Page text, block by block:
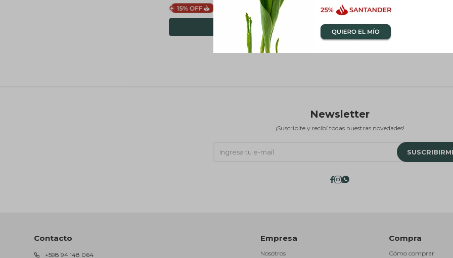
Contacto
+598 94 148 064
Empresa
Nosotros
Compra
Cómo comprar
Newsletter
¡Suscribite y recibí todas nuestras novedades!
